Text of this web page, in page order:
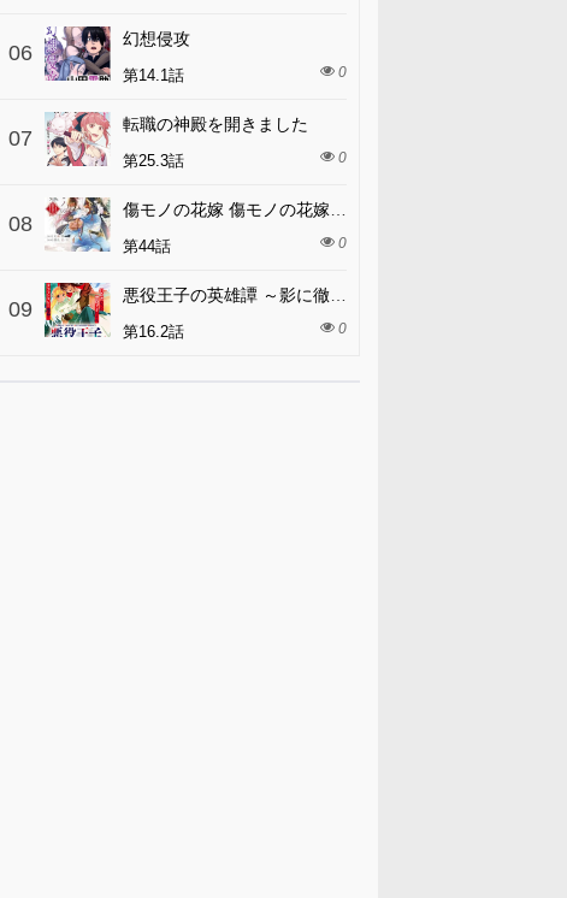
06
幻想侵攻
第14.1話 0
07
転職の神殿を開きました
第25.3話 0
08
第44話 0
09
悪役王子の英雄譚 ～影に徹してきた第三王子、婚約破棄された公爵令嬢を引き取ったので本気を出してみた～
第16.2話 0